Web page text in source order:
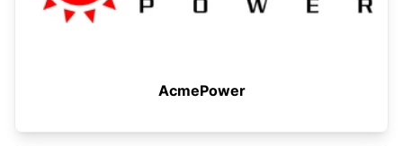
AcmePower